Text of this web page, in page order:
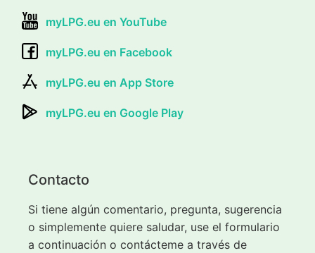
myLPG.eu en YouTube
myLPG.eu en Facebook
myLPG.eu en App Store
myLPG.eu en Google Play
Contacto
Si tiene algún comentario, pregunta, sugerencia
o simplemente quiere saludar, use el formulario
a continuación o contácteme a través de